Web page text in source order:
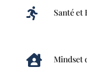
 Santé et
 Mindset